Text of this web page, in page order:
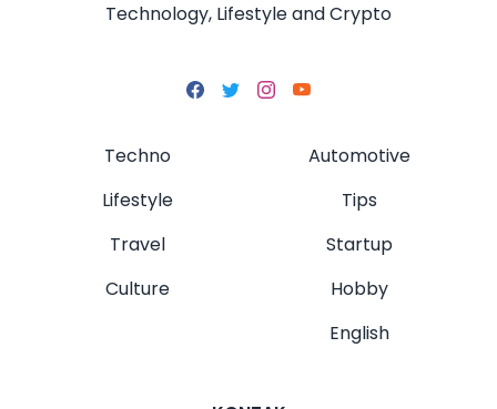
Technology, Lifestyle and Crypto
Techno
Lifestyle
Travel
Culture
Automotive
Tips
Startup
Hobby
English